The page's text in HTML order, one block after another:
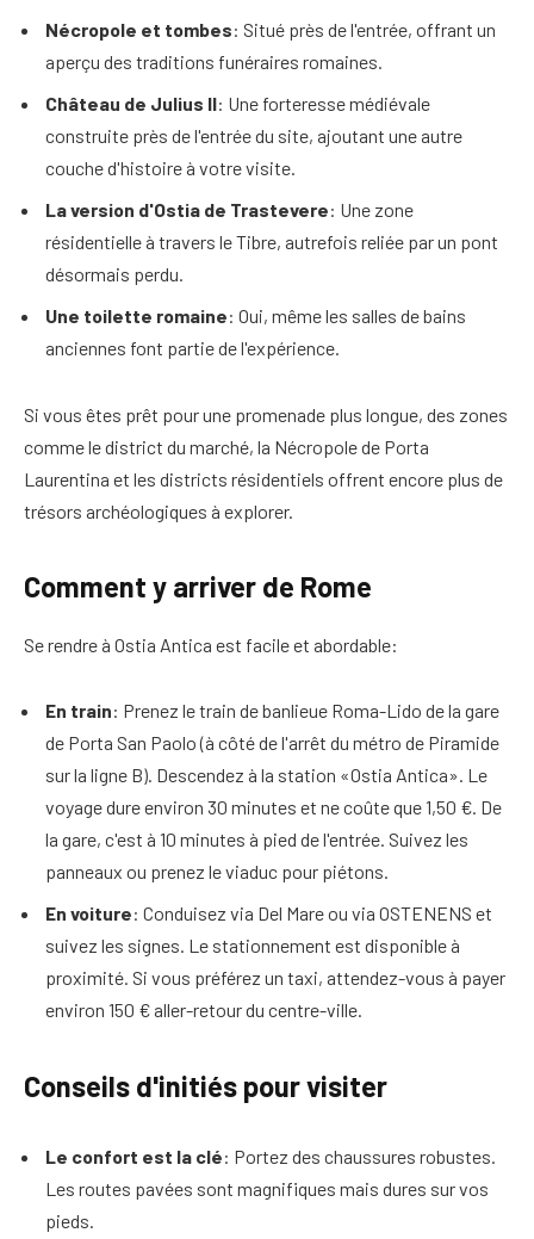
Nécropole et tombes: Situé près de l'entrée, offrant un
aperçu des traditions funéraires romaines.
Château de Julius II: Une forteresse médiévale
construite près de l'entrée du site, ajoutant une autre
couche d'histoire à votre visite.
La version d'Ostia de Trastevere: Une zone
résidentielle à travers le Tibre, autrefois reliée par un pont
désormais perdu.
Une toilette romaine: Oui, même les salles de bains
anciennes font partie de l'expérience.
Si vous êtes prêt pour une promenade plus longue, des zones
comme le district du marché, la Nécropole de Porta
Laurentina et les districts résidentiels offrent encore plus de
trésors archéologiques à explorer.
Comment y arriver de Rome
Se rendre à Ostia Antica est facile et abordable:
En train: Prenez le train de banlieue Roma-Lido de la gare
de Porta San Paolo (à côté de l'arrêt du métro de Piramide
sur la ligne B). Descendez à la station «Ostia Antica». Le
voyage dure environ 30 minutes et ne coûte que 1,50 €. De
la gare, c'est à 10 minutes à pied de l'entrée. Suivez les
panneaux ou prenez le viaduc pour piétons.
En voiture: Conduisez via Del Mare ou via OSTENENS et
suivez les signes. Le stationnement est disponible à
proximité. Si vous préférez un taxi, attendez-vous à payer
environ 150 € aller-retour du centre-ville.
Conseils d'initiés pour visiter
Le confort est la clé: Portez des chaussures robustes.
Les routes pavées sont magnifiques mais dures sur vos
pieds.